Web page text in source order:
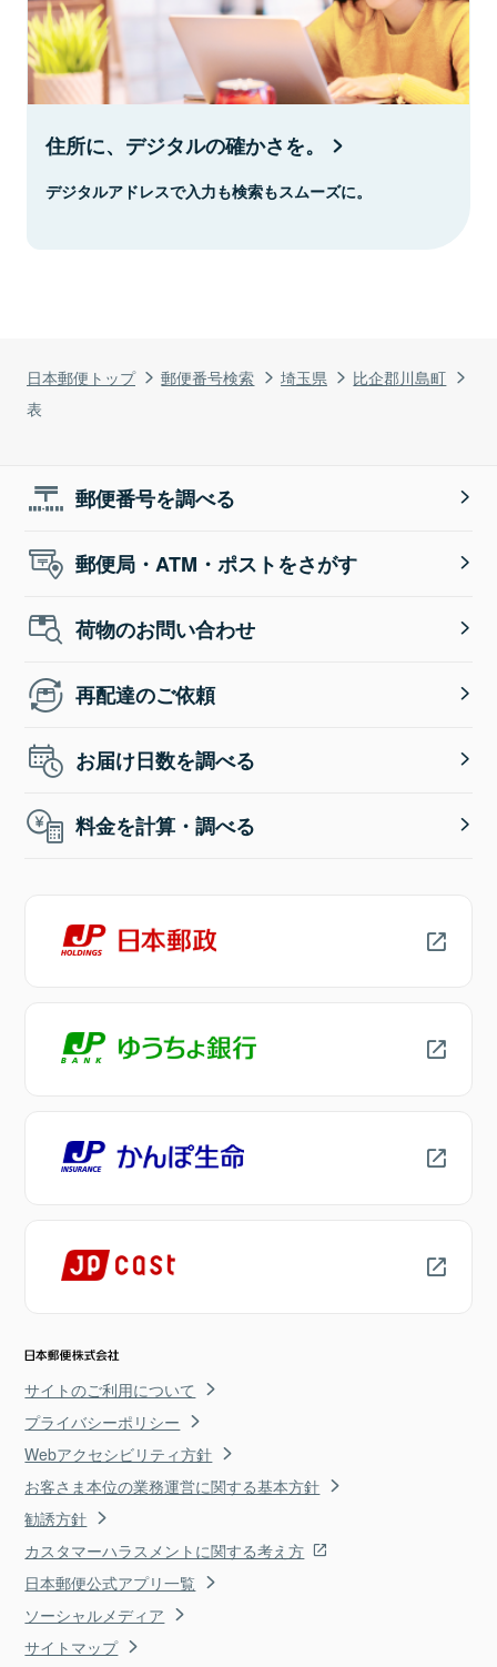
日本郵便トップ 郵便番号検索 埼玉県
比企郡川島町
表
住所に、デジタルの確かさを。
デジタルアドレスで入力も検索もスムーズに。
郵便番号を調べる
郵便局・ATM・ポストをさがす
荷物のお問い合わせ
再配達のご依頼
お届け日数を調べる
料金を計算・調べる
サイトのご利用について
プライバシーポリシー
Webアクセシビリティ方針
お客さま本位の業務運営に関する基本方針
勧誘方針
カスタマーハラスメントに関する考え方
日本郵便公式アプリ一覧
ソーシャルメディア
サイトマップ